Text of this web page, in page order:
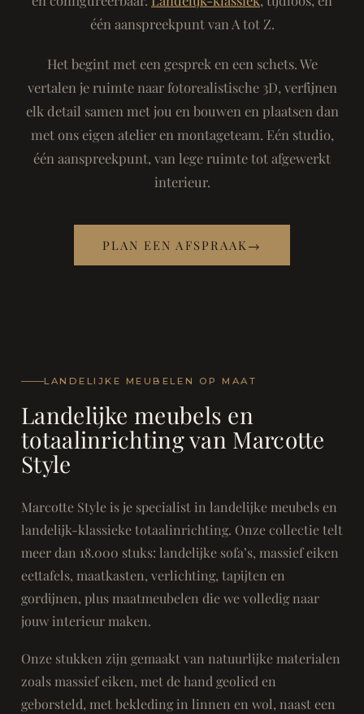
één aanspreekpunt van A tot Z.
Het begint met een gesprek en een schets. We
vertalen je ruimte naar fotorealistische 3D, verfijnen
elk detail samen met jou en bouwen en plaatsen dan
met ons eigen atelier en montageteam. Eén studio,
één aanspreekpunt, van lege ruimte tot afgewerkt
interieur.
PLAN EEN AFSPRAAK →
LANDELIJKE MEUBELEN OP MAAT
Landelijke meubels en
totaalinrichting van Marcotte
Style
Marcotte Style is je specialist in landelijke meubels en
landelijk-klassieke totaalinrichting. Onze collectie telt
meer dan 18.000 stuks: landelijke sofa’s, massief eiken
eettafels, maatkasten, verlichting, tapijten en
gordijnen, plus maatmeubelen die we volledig naar
jouw interieur maken.
Onze stukken zijn gemaakt van natuurlijke materialen
zoals massief eiken, met de hand geolied en
geborsteld, met bekleding in linnen en wol, naast een